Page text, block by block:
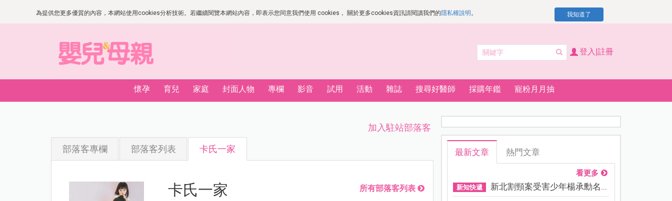
為提供您更多優質的內容，本網站使用cookies分析技術。若繼續閱覽本網站內容，即表示您同意我們使用 cookies， 關於更多cookies資訊請閱讀我們的隱私權說明 。 我知道了
登入|註冊
懷孕 育兒 家庭 封面人物 專欄 影音 試用 活動 雜誌 搜尋好醫師 採購年鑑 寵粉月月抽
加入駐站部落客
部落客專欄 部落客列表 卡氏一家
卡氏一家 所有部落客列表
最新文章 熱門文章
看更多
新知快遞 新北割頸案受害少年楊承勳名...